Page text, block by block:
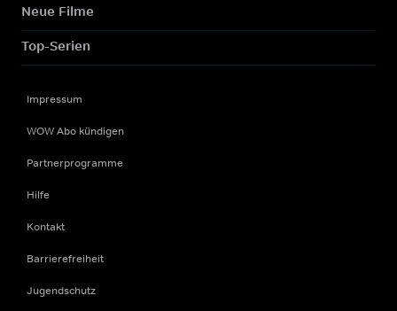
Neue Filme
Top-Serien
Impressum
WOW Abo kündigen
Partnerprogramme
Hilfe
Kontakt
Barrierefreiheit
Jugendschutz